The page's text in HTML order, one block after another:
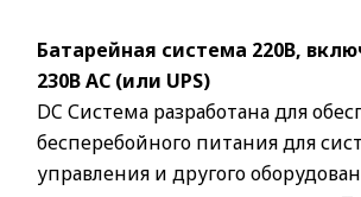
Батарейная система 220В,
230В AC (или UPS)
DC Система разработана для
бесперебойного питания для
управления и другого